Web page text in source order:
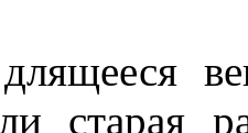
длящееся
старая